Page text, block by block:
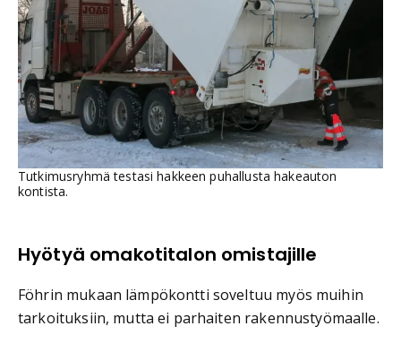
Tutkimusryhmä testasi hakkeen puhallusta hakeauton
kontista.
Hyötyä omakotitalon omistajille
Föhrin mukaan lämpökontti soveltuu myös muihin
tarkoituksiin, mutta ei parhaiten rakennustyömaalle.